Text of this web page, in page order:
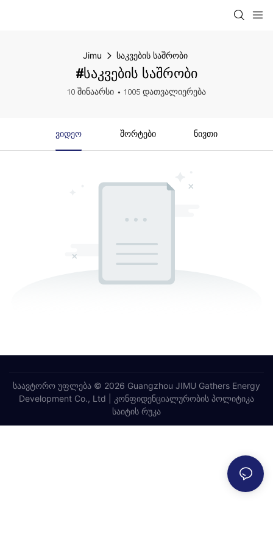
Jimu საკვების საშრობი
#საკვების საშრობი
10 შინაარსი 1005 დათვალიერება
Ვიდეო Შორტები Ნივთი
საავტორო უფლება © 2026 Guangzhou JIMU Gathers Energy
Development Co., Ltd |
კონფიდენციალურობის პოლიტიკა
საიტის რუკა